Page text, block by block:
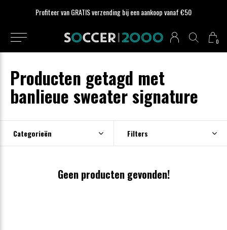
0
Profiteer van GRATIS verzending bij een aankoop vanaf €50
Producten getagd met
banlieue sweater signature
Categorieën Filters
Geen producten gevonden!